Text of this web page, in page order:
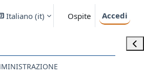
Italiano ‎(it)‎ Ospite Accedi